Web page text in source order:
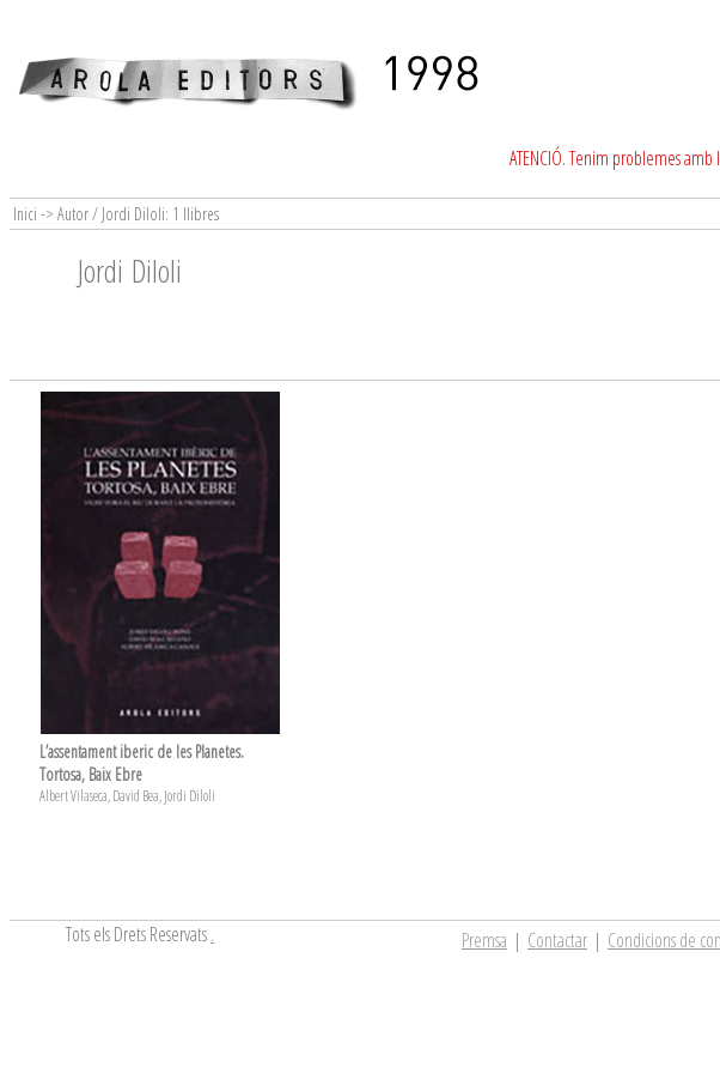
ATENCIÓ. Tenim problemes
Inici -> Autor / Jordi Diloli: 1 llibres
Jordi Diloli
L’assentament iberic de les Planetes.
Tortosa, Baix Ebre
Albert Vilaseca, David Bea, Jordi Diloli
Tots els Drets Reservats. Premsa | Contactar | Condicions de